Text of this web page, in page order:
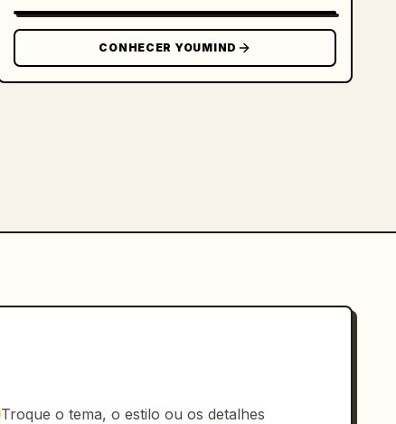
CONHECER YOUMIND
Troque o tema, o estilo ou os detalhes